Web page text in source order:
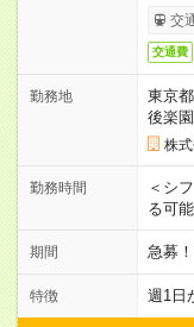
交
交通費
勤務地
東京
後楽
株
勤務時間
＜シ
る可
期間 急募
特徴 週1日